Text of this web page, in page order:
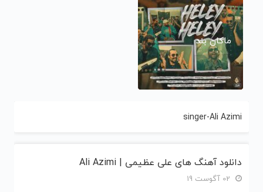
ماکان بند
singer-Ali Azimi
دانلود آهنگ های علی عظیمی | Ali Azimi